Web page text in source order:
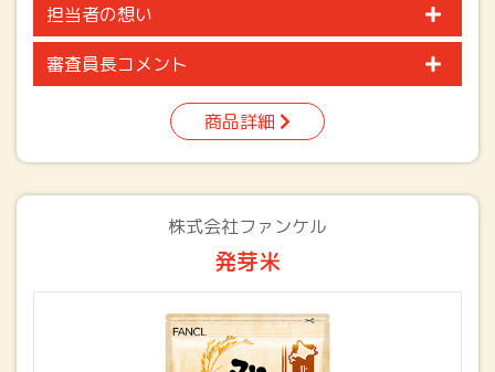
担当者の想い
審査員長コメント
商品詳細
株式会社ファンケル
発芽米